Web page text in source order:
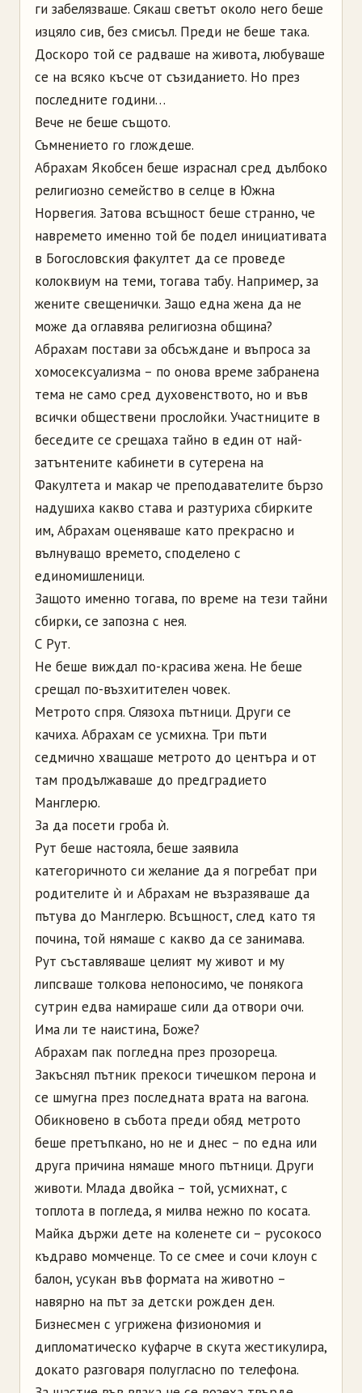
ги забелязваше. Сякаш светът около него беше
изцяло сив, без смисъл. Преди не беше така.
Доскоро той се радваше на живота, любуваше
се на всяко късче от съзиданието. Но през
последните години…
Вече не беше същото.
Съмнението го глождеше.
Абрахам Якобсен беше израснал сред дълбоко
религиозно семейство в селце в Южна
Норвегия. Затова всъщност беше странно, че
навремето именно той бе подел инициативата
в Богословския факултет да се проведе
колоквиум на теми, тогава табу. Например, за
жените свещенички. Защо една жена да не
може да оглавява религиозна община?
Абрахам постави за обсъждане и въпроса за
хомосексуализма – по онова време забранена
тема не само сред духовенството, но и във
всички обществени прослойки. Участниците в
беседите се срещаха тайно в един от най-
затънтените кабинети в сутерена на
Факултета и макар че преподавателите бързо
надушиха какво става и разтуриха сбирките
им, Абрахам оценяваше като прекрасно и
вълнуващо времето, споделено с
единомишленици.
Защото именно тогава, по време на тези тайни
сбирки, се запозна с нея.
С Рут.
Не беше виждал по-красива жена. Не беше
срещал по-възхитителен човек.
Метрото спря. Слязоха пътници. Други се
качиха. Абрахам се усмихна. Три пъти
седмично хващаше метрото до центъра и от
там продължаваше до предградието
Манглерю.
За да посети гроба ѝ.
Рут беше настояла, беше заявила
категоричното си желание да я погребат при
родителите ѝ и Абрахам не възразяваше да
пътува до Манглерю. Всъщност, след като тя
почина, той нямаше с какво да се занимава.
Рут съставляваше целият му живот и му
липсваше толкова непоносимо, че понякога
сутрин едва намираше сили да отвори очи.
Има ли те наистина, Боже?
Абрахам пак погледна през прозореца.
Закъснял пътник прекоси тичешком перона и
се шмугна през последната врата на вагона.
Обикновено в събота преди обяд метрото
беше претъпкано, но не и днес – по една или
друга причина нямаше много пътници. Други
животи. Млада двойка – той, усмихнат, с
топлота в погледа, я милва нежно по косата.
Майка държи дете на коленете си – русокосо
къдраво момченце. То се смее и сочи клоун с
балон, усукан във формата на животно –
навярно на път за детски рожден ден.
Бизнесмен с угрижена физиономия и
дипломатическо куфарче в скута жестикулира,
докато разговаря полугласно по телефона.